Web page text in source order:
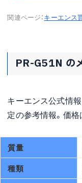
関連ページ：キーエンス
PR-G51N の
キーエンス公式情
定の参考情報。価格
質量
種類